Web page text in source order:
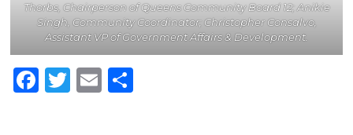
Thorbs, Chairperson of Queens Community Board 12; Anikie
Singh, Community Coordinator; Christopher Consalvo,
Assistant VP of Government Affairs & Development.
Facebook
Twitter
EmailShare